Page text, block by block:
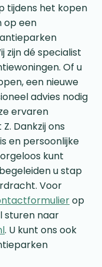
tijdens het kopen
op een
zijn dé specialist
Of u
een nieuwe
advies nodig
ervaren
Dankzij ons
en persoonlijke
kunt
u stap
Voor
op
sturen naar
. U kunt ons ook